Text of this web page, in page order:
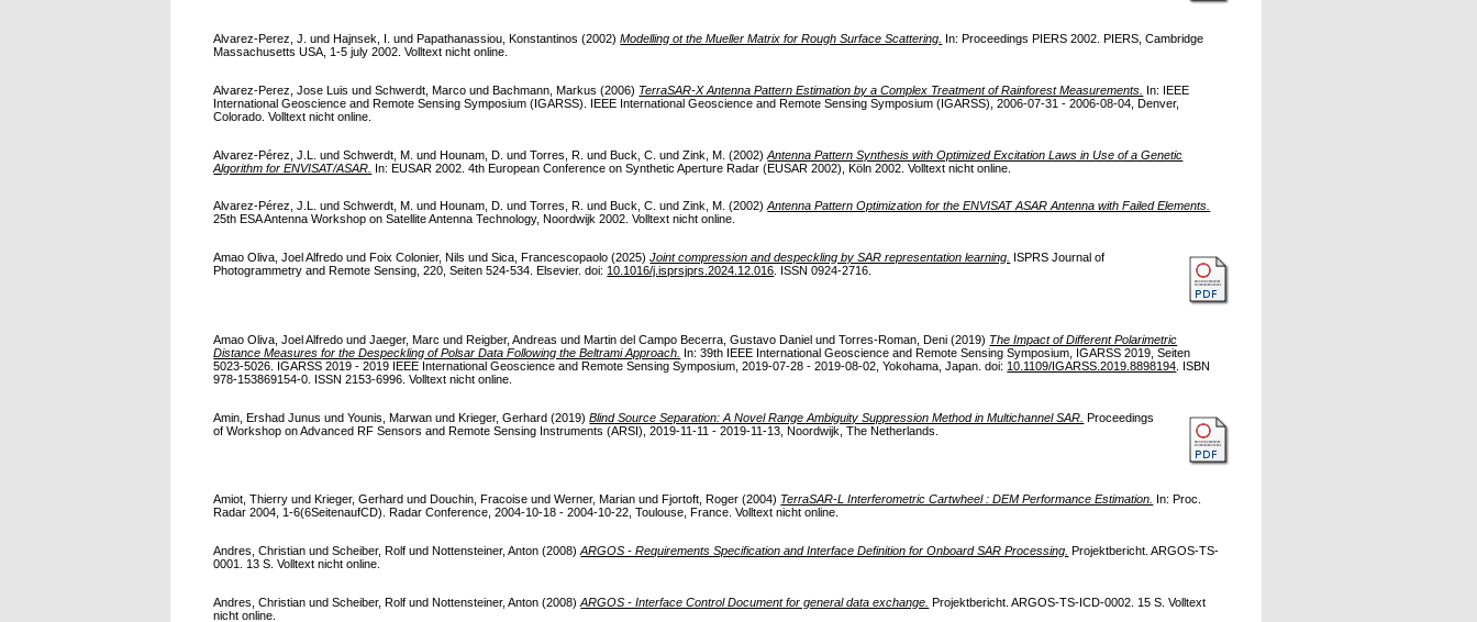
Alvarez-Perez, J. undHajnsek, I. undPapathanassiou, Konstantinos (2002)Modelling ot the Mueller Matrix for Rough Surface Scattering. In: Proceedings PIERS 2002. PIERS, Cambridge
Massachusetts USA, 1-5 july 2002. Volltext nicht online.
Alvarez-Perez, Jose Luis undSchwerdt, Marco undBachmann, Markus (2006) TerraSAR-X Antenna Pattern Estimation by a Complex Treatment of Rainforest Measurements. In: IEEE
International Geoscience and Remote Sensing Symposium (IGARSS). IEEE International Geoscience and Remote Sensing Symposium (IGARSS), 2006-07-31 - 2006-08-04, Denver,
Colorado. Volltext nicht online.
Alvarez-Pérez, J.L. undSchwerdt, M. undHounam, D. undTorres, R. undBuck, C. undZink, M. (2002)Antenna Pattern Synthesis with Optimized Excitation Laws in Use of a Genetic
Algorithm for ENVISAT/ASAR. In: EUSAR 2002. 4th European Conference on Synthetic Aperture Radar (EUSAR 2002), Köln 2002. Volltext nicht online.
Alvarez-Pérez, J.L. undSchwerdt, M. und Hounam, D. undTorres, R. und Buck, C. undZink, M. (2002)Antenna Pattern Optimization for the ENVISAT ASAR Antenna with Failed Elements.
25th ESA Antenna Workshop on Satellite Antenna Technology, Noordwijk 2002. Volltext nicht online.
Amao Oliva, Joel Alfredo undFoix Colonier, Nils undSica, Francescopaolo (2025)Joint compression and despeckling by SAR representation learning. ISPRS Journal of
Photogrammetry and Remote Sensing, 220, Seiten 524-534. Elsevier. doi: 10.1016/j.isprsjprs.2024.12.016 . ISSN 0924-2716.
Amao Oliva, Joel Alfredo undJaeger, Marc undReigber, Andreas undMartin del Campo Becerra, Gustavo Daniel undTorres-Roman, Deni (2019) The Impact of Different Polarimetric
Distance Measures for the Despeckling of Polsar Data Following the Beltrami Approach. In: 39th IEEE International Geoscience and Remote Sensing Symposium, IGARSS 2019, Seiten
5023-5026. IGARSS 2019 - 2019 IEEE International Geoscience and Remote Sensing Symposium, 2019-07-28 - 2019-08-02, Yokohama, Japan. doi: 10.1109/IGARSS.2019.8898194 . ISBN
978-153869154-0. ISSN 2153-6996. Volltext nicht online.
Amin, Ershad Junus undYounis, Marwan undKrieger, Gerhard (2019)Blind Source Separation: A Novel Range Ambiguity Suppression Method in Multichannel SAR. Proceedings
of Workshop on Advanced RF Sensors and Remote Sensing Instruments (ARSI), 2019-11-11 - 2019-11-13, Noordwijk, The Netherlands.
Amiot, Thierry und Krieger, Gerhard und Douchin, Fracoise undWerner, Marian und Fjortoft, Roger (2004) TerraSAR-L Interferometric Cartwheel : DEM Performance Estimation.
In: Proc.
Radar 2004, 1-6(6SeitenaufCD). Radar Conference, 2004-10-18 - 2004-10-22, Toulouse, France. Volltext nicht online.
Andres, Christian undScheiber, Rolf undNottensteiner, Anton (2008)ARGOS - Requirements Specification and Interface Definition for Onboard SAR Processing. Projektbericht. ARGOS-TS-
0001. 13 S. Volltext nicht online.
Andres, Christian undScheiber, Rolf undNottensteiner, Anton (2008)ARGOS - Interface Control Document for general data exchange. Projektbericht. ARGOS-TS-ICD-0002. 15 S. Volltext
nicht online.